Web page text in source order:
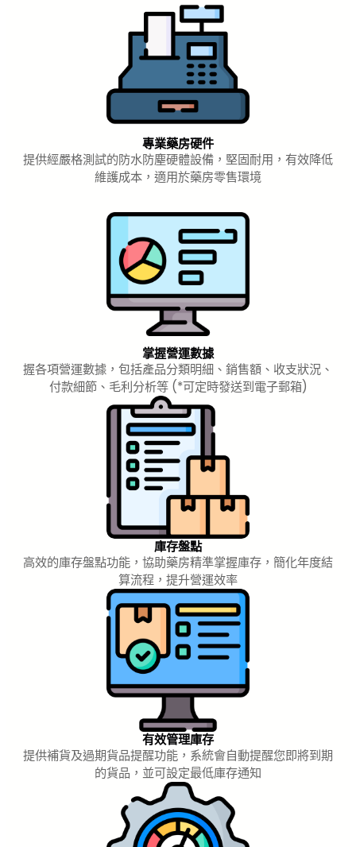
專業藥房硬件
提供經嚴格測試的防水防塵硬體設備，堅固耐用，有效降低
維護成本，適用於藥房零售環境
掌握營運數據
握各項營運數據，包括產品分類明細、銷售額、收支狀況、
付款細節、毛利分析等 (*可定時發送到電子郵箱)
庫存盤點
高效的庫存盤點功能，協助藥房精準掌握庫存，簡化年度結
算流程，提升營運效率
有效管理庫存
提供補貨及過期貨品提醒功能，系統會自動提醒您即將到期
的貨品，並可設定最低庫存通知